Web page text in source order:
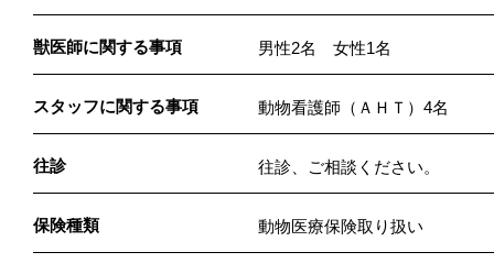
獣医師に関する事項 男性2名 女性1名
スタッフに関する事項 動物看護師（ＡＨＴ）4名
往診 往診、ご相談ください。
保険種類 動物医療保険取り扱い